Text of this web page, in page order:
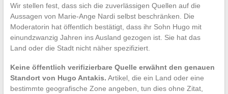
Wir stellen fest, dass sich die zuverlässigen Quellen auf die
Aussagen von Marie-Ange Nardi selbst beschränken. Die
Moderatorin hat öffentlich bestätigt, dass ihr Sohn Hugo mit
einundzwanzig Jahren ins Ausland gezogen ist. Sie hat das
Land oder die Stadt nicht näher spezifiziert.
Keine öffentlich verifizierbare Quelle erwähnt den genauen
Standort von Hugo Antakis. Artikel, die ein Land oder eine
bestimmte geografische Zone angeben, tun dies ohne Zitat,